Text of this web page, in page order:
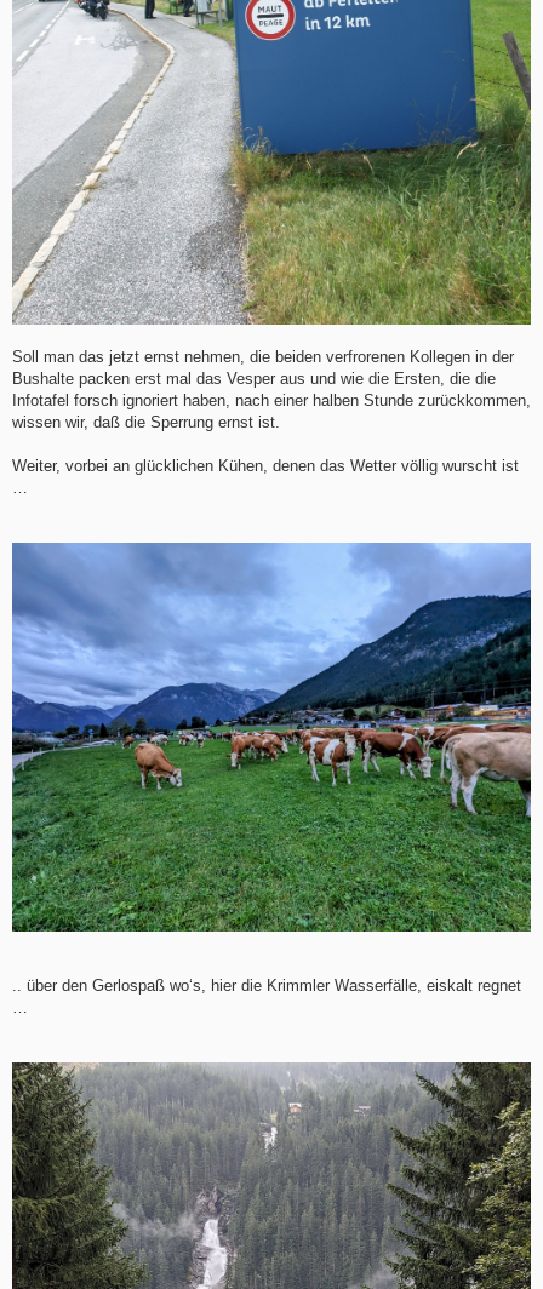
Soll man das jetzt ernst nehmen, die beiden verfrorenen Kollegen in der
Bushalte packen erst mal das Vesper aus und wie die Ersten, die die
Infotafel forsch ignoriert haben, nach einer halben Stunde zurückkommen,
wissen wir, daß die Sperrung ernst ist.
Weiter, vorbei an glücklichen Kühen, denen das Wetter völlig wurscht ist
.. über den Gerlospaß wo‘s, hier die Krimmler Wasserfälle, eiskalt regnet